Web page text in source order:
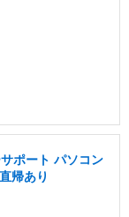
ポート パソコン
帰あり